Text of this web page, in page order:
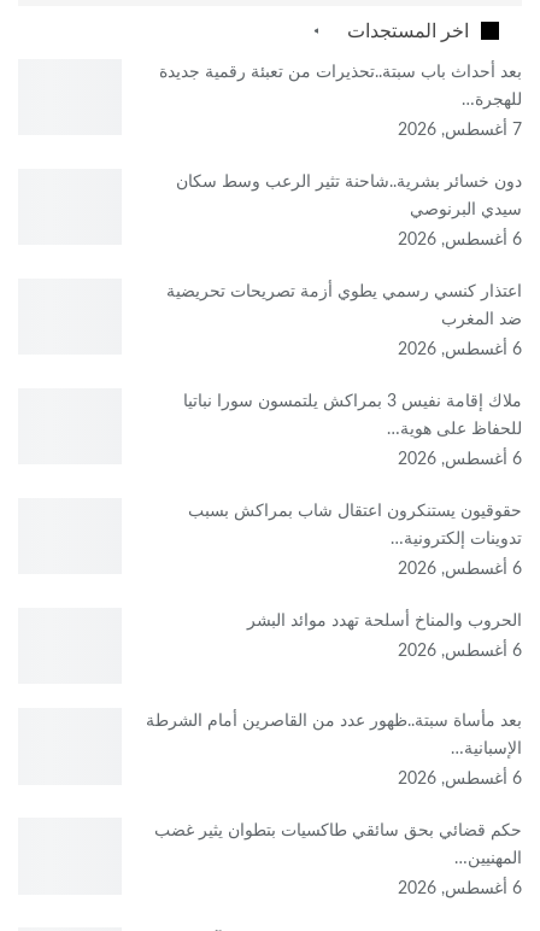
اخر المستجدات
بعد أحداث باب سبتة..تحذيرات من تعبئة رقمية جديدة
للهجرة…
7 أغسطس, 2026
دون خسائر بشرية..شاحنة تثير الرعب وسط سكان
سيدي البرنوصي
6 أغسطس, 2026
اعتذار كنسي رسمي يطوي أزمة تصريحات تحريضية
ضد المغرب
6 أغسطس, 2026
ملاك إقامة نفيس 3 بمراكش يلتمسون سورا نباتيا
للحفاظ على هوية…
6 أغسطس, 2026
حقوقيون يستنكرون اعتقال شاب بمراكش بسبب
تدوينات إلكترونية…
6 أغسطس, 2026
الحروب والمناخ أسلحة تهدد موائد البشر
6 أغسطس, 2026
بعد مأساة سبتة..ظهور عدد من القاصرين أمام الشرطة
الإسبانية…
6 أغسطس, 2026
حكم قضائي بحق سائقي طاكسيات بتطوان يثير غضب
المهنيين…
6 أغسطس, 2026